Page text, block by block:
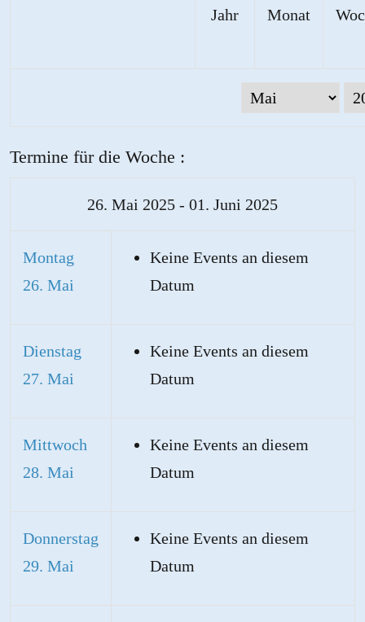
Jahr
Monat
Termine für die Woche :
26. Mai 2025 - 01. Juni 2025
Montag
26. Mai
Keine Events an diesem
Datum
Dienstag
27. Mai
Keine Events an diesem
Datum
Mittwoch
28. Mai
Keine Events an diesem
Datum
Donnerstag
29. Mai
Keine Events an diesem
Datum